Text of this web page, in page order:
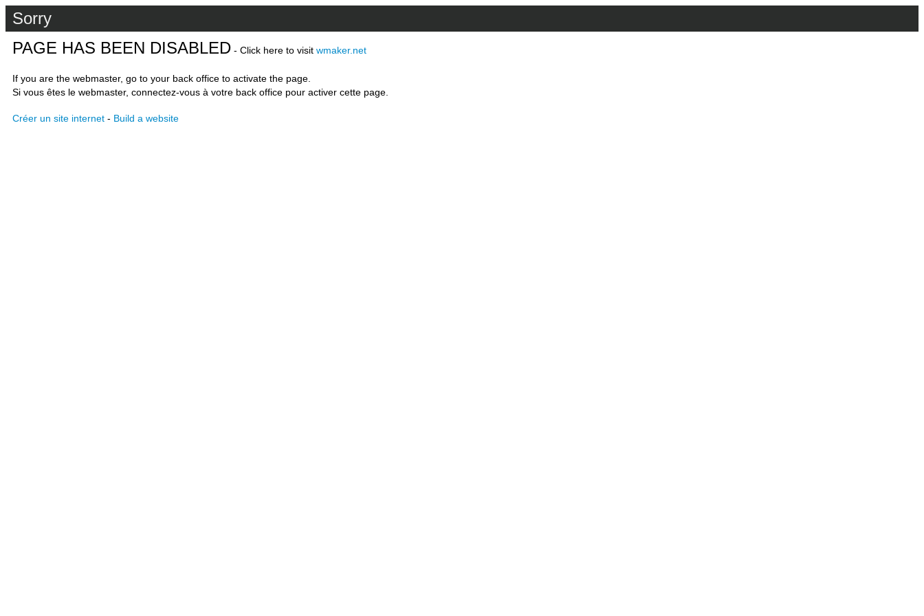
Sorry
PAGE HAS BEEN DISABLED - Click here to visit wmaker.net
If you are the webmaster, go to your back office to activate the page.
Si vous êtes le webmaster, connectez-vous à votre back office pour activer cette page.
Créer un site internet - Build a website